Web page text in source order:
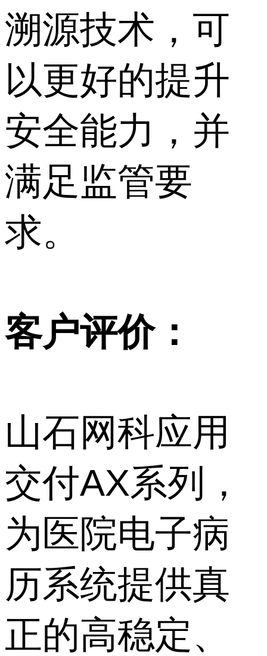
溯源技术，可
以更好的提升
安全能力，并
满足监管要
求。
客户评价：
山石网科应用
交付AX系列，
为医院电子病
历系统提供真
正的高稳定、